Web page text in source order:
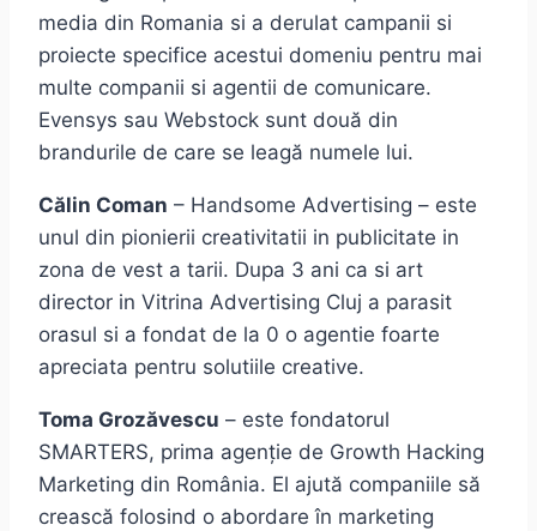
media din Romania si a derulat campanii si
proiecte specifice acestui domeniu pentru mai
multe companii si agentii de comunicare.
Evensys sau Webstock sunt două din
brandurile de care se leagă numele lui.
Călin Coman – Handsome Advertising – este
unul din pionierii creativitatii in publicitate in
zona de vest a tarii. Dupa 3 ani ca si art
director in Vitrina Advertising Cluj a parasit
orasul si a fondat de la 0 o agentie foarte
apreciata pentru solutiile creative.
Toma Grozăvescu – este fondatorul
SMARTERS, prima agenție de Growth Hacking
Marketing din România. El ajută companiile să
crească folosind o abordare în marketing